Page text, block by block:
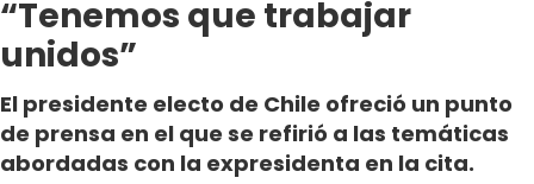
“Tenemos que trabajar
unidos”
El presidente electo de Chile ofreció un punto
de prensa en el que se refirió a las temáticas
abordadas con la expresidenta en la cita.